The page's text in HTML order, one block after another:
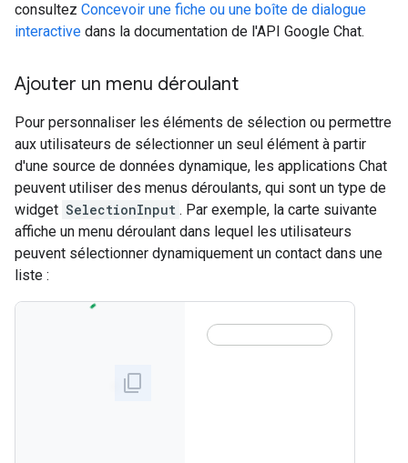
consultez Concevoir une fiche ou une boîte de dialogue
interactive dans la documentation de l'API Google Chat.
Ajouter un menu déroulant
Pour personnaliser les éléments de sélection ou permettre
aux utilisateurs de sélectionner un seul élément à partir
d'une source de données dynamique, les applications Chat
peuvent utiliser des menus déroulants, qui sont un type de
widget SelectionInput . Par exemple, la carte suivante
affiche un menu déroulant dans lequel les utilisateurs
peuvent sélectionner dynamiquement un contact dans une
liste :